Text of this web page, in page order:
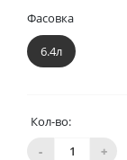
Фасовка
6.4л
Кол-во:
-
+